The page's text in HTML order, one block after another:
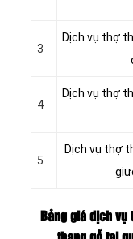
3
Dịch vụ thợ
4
Dịch vụ thợ
5
Dịch vụ thợ
Bảng giá dịch